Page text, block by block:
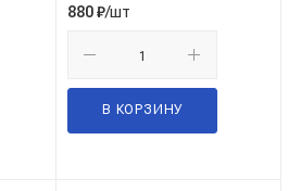
880₽/шт
В КОРЗИНУ